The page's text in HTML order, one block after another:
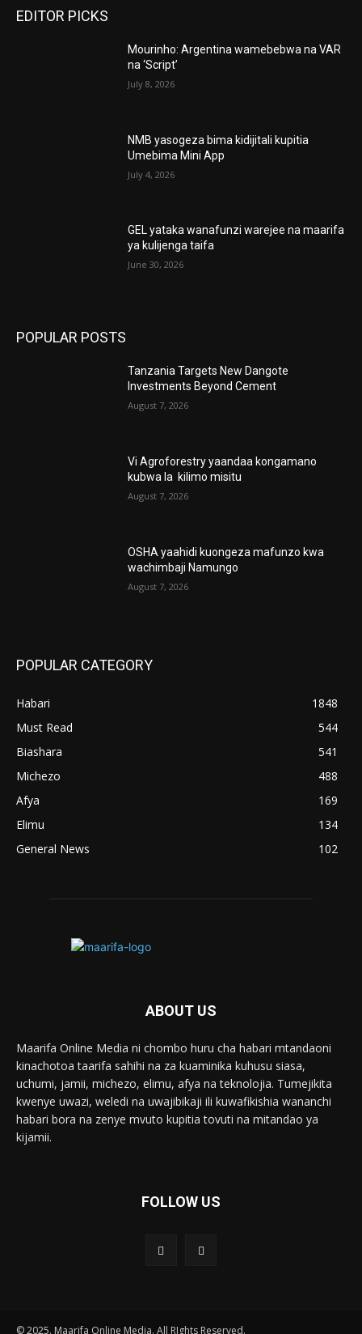
EDITOR PICKS
Mourinho: Argentina wamebebwa na VAR
na ‘Script’
July 8, 2026
NMB yasogeza bima kidijitali kupitia
Umebima Mini App
July 4, 2026
GEL yataka wanafunzi warejee na maarifa
ya kulijenga taifa
June 30, 2026
POPULAR POSTS
Tanzania Targets New Dangote
Investments Beyond Cement
August 7, 2026
Vi Agroforestry yaandaa kongamano
kubwa la kilimo misitu
August 7, 2026
OSHA yaahidi kuongeza mafunzo kwa
wachimbaji Namungo
August 7, 2026
POPULAR CATEGORY
Habari
1848
Must Read
544
Biashara
541
Michezo
488
Afya
169
Elimu
134
General News
102
ABOUT US
Maarifa Online Media ni chombo huru cha habari mtandaoni
kinachotoa taarifa sahihi na za kuaminika kuhusu siasa,
uchumi, jamii, michezo, elimu, afya na teknolojia. Tumejikita
kwenye uwazi, weledi na uwajibikaji ili kuwafikishia wananchi
habari bora na zenye mvuto kupitia tovuti na mitandao ya
kijamii.
FOLLOW US
© 2025. Maarifa Online Media. All RIghts Reserved.